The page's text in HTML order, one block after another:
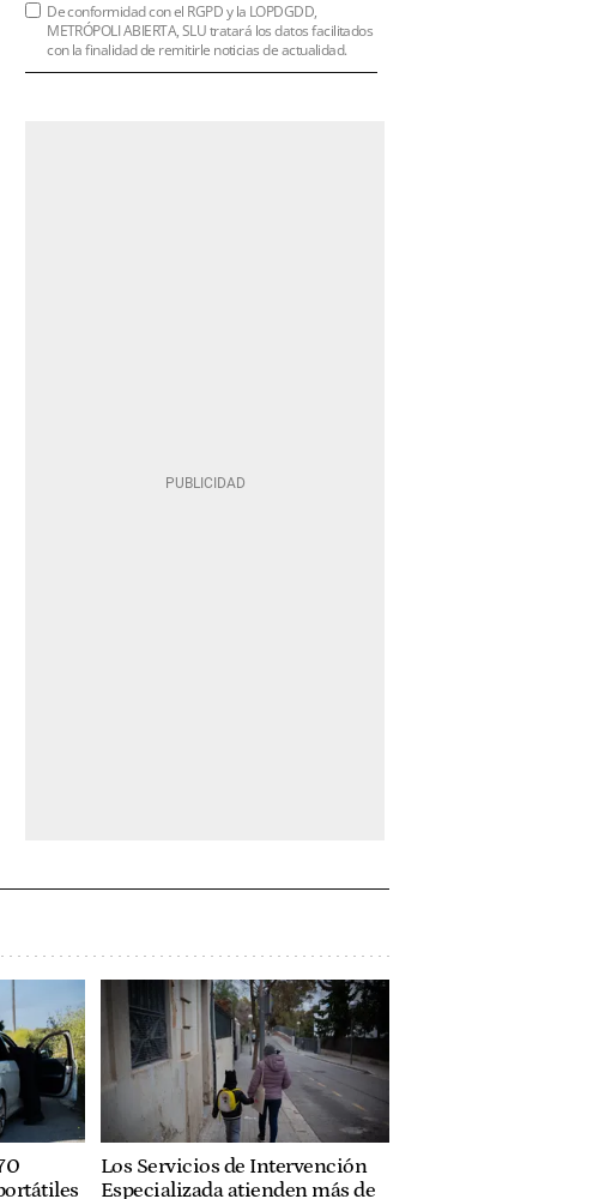
De conformidad con el RGPD y la LOPDGDD,
METRÓPOLI ABIERTA, SLU tratará los datos facilitados
con la finalidad de remitirle noticias de actualidad.
Los Servicios de Intervención
Especializada atienden más de